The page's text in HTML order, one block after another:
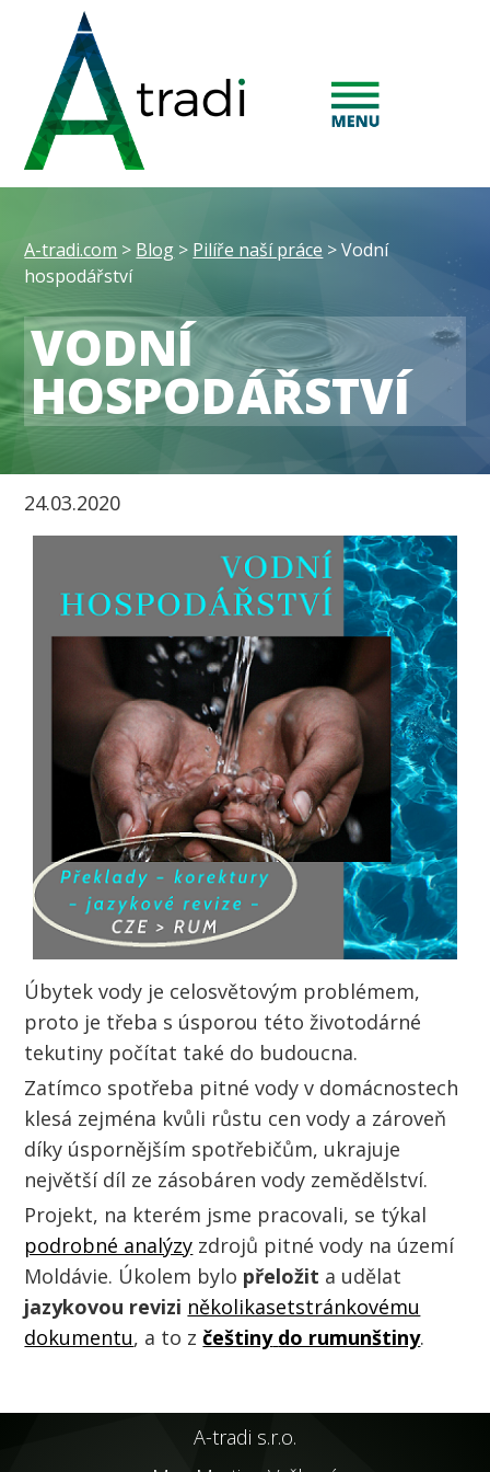
A-tradi.com > Blog > Pilíře naší práce > Vodní
hospodářství
VODNÍ
HOSPODÁŘSTVÍ
24.03.2020
Úbytek vody je celosvětovým problémem,
proto je třeba s úsporou této životodárné
tekutiny počítat také do budoucna.
Zatímco spotřeba pitné vody v domácnostech
klesá zejména kvůli růstu cen vody a zároveň
díky úspornějším spotřebičům, ukrajuje
největší díl ze zásobáren vody zemědělství.
Projekt, na kterém jsme pracovali, se týkal
podrobné analýzy zdrojů pitné vody na území
Moldávie. Úkolem bylo přeložit a udělat
jazykovou revizi několikasetstránkovému
dokumentu, a to zčeštiny do rumunštiny.
A-tradi s.r.o.